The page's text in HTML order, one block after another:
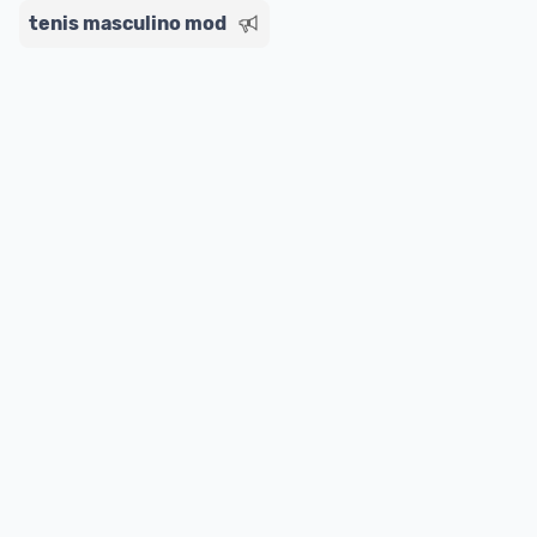
tenis masculino mod